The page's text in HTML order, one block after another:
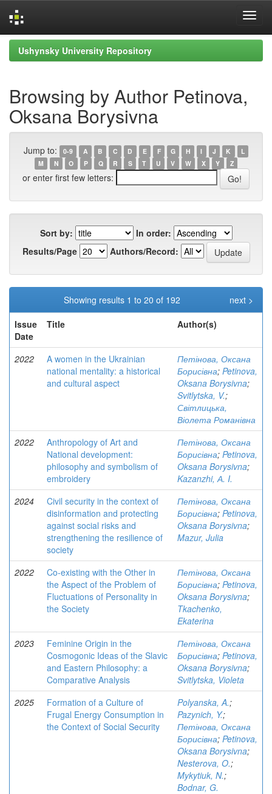
Skip
navigation
Ushynsky University Repository
Browsing by Author Petinova,
Oksana Borysivna
Jump to: 0-9 A B C D E F G H I J K
L
M
N O P Q R S T U V W X Y Z
or enter first few letters:
Sort by:
In order:
Results/Page
Authors/Record:
Showing results 1 to 20 of 192
next >
Issue
Date
Title Author(s)
2022
A women in the Ukrainian
national mentality: a historical
and cultural aspect
Петінова, Оксана
Борисівна; Petinova,
Oksana Borysivna;
Svitlytska, V.;
Світлицька,
Віолета Романівна
2022
Anthropology of Art and
National development:
philosophy and symbolism of
embroidery
Петінова, Оксана
Борисівна; Petinova,
Oksana Borysivna;
Kazanzhi, А. I.
2024
Civil security in the context of
disinformation and protecting
against social risks and
strengthening the resilience of
society
Петінова, Оксана
Борисівна; Petinova,
Oksana Borysivna;
Mazur, Julia
2022
Co-existing with the Other in
the Aspect of the Problem of
Fluctuations of Personality in
the Society
Петінова, Оксана
Борисівна; Petinova,
Oksana Borysivna;
Tkachenko,
Ekaterina
2023
Feminine Origin in the
Cosmogonic Ideas of the Slavic
and Eastern Philosophy: a
Comparative Analysis
Петінова, Оксана
Борисівна; Petinova,
Oksana Borysivna;
Svitlytska, Violeta
2025
Formation of a Culture of
Frugal Energy Consumption in
the Context of Social Security
Polyanska, A.;
Pazynich, Y.;
Петінова, Оксана
Борисівна; Petinova,
Oksana Borysivna;
Nesterova, O.;
Mykytiuk, N.;
Bodnar, G.